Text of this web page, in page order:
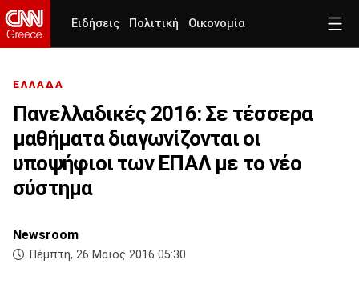
Ειδήσεις Πολιτική Οικονομία
ΕΛΛΑΔΑ
Πανελλαδικές 2016: Σε τέσσερα
μαθήματα διαγωνίζονται οι
υποψήφιοι των ΕΠΑΛ με το νέο
σύστημα
Newsroom
Πέμπτη, 26 Μαϊος 2016 05:30